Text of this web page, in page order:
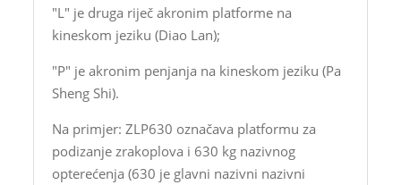
"L" je druga riječ akronim platforme na
kineskom jeziku (Diao Lan);
"P" je akronim penjanja na kineskom jeziku (Pa
Sheng Shi).
Na primjer: ZLP630 označava platformu za
podizanje zrakoplova i 630 kg nazivnog
opterećenja (630 je glavni nazivni nazivni